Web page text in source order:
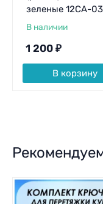
зеленые 12CA-03
В наличии
1 200 ₽
В корзину